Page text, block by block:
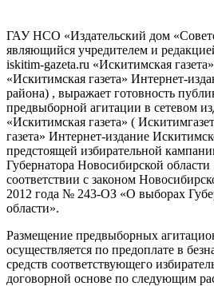
ГАУ НСО «Издательский дом
являющийся учредителем и
iskitim-gazeta.ru «Искитимская
«Искитимская газета» Интернет-
района) , выражает готовность
предвыборной агитации в сетевом
«Искитимская газета» (
газета» Интернет-издание
предстоящей избирательной
Губернатора Новосибирской области
соответствии с законом
2012 года № 243-ОЗ «О выборах
области».
Размещение предвыборных
осуществляется по предоплате в
средств соответствующего
договорной основе по следующим